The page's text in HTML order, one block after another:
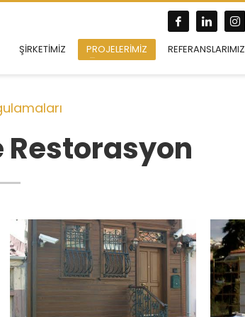
ŞİRKETİMİZ PROJELERİMİZ REFERANSLARIMIZ
Restorasyon